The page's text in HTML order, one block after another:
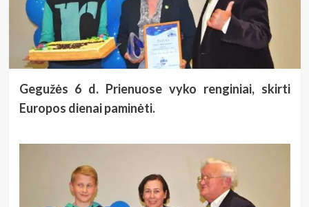
Gegužės 6 d. Prienuose vyko renginiai, skirti
Europos dienai paminėti.